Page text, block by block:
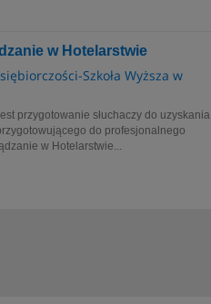
w Hotelarstwie
Szkoła Wyższa w
przygotowanie słuchaczy do uzyskania
do profesjonalnego
w Hotelarstwie...